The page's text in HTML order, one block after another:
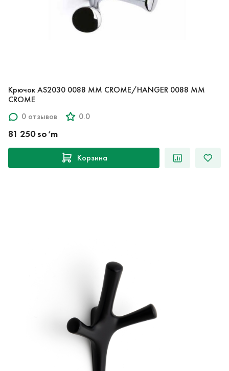
Крючок AS2030 0088 MM CROME/HANGER 0088 MM
CROME
0 отзывов
0.0
81 250 so‘m
Корзина